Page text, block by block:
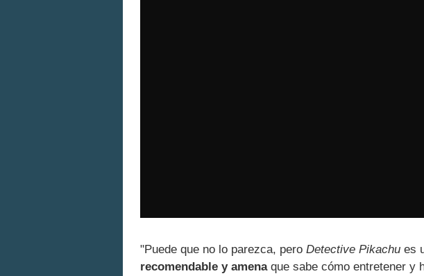
"Puede que no lo parezca, pero Detective Pikachu es
recomendable y amenaque sabe cómo entretener y